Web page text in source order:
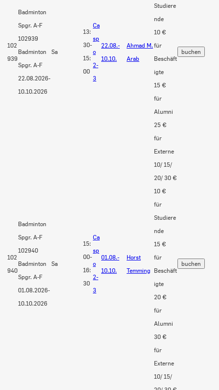
102
939
Badminton
Spgr. A-F
102939
Badminton
Spgr. A-F
22.08.2026-
10.10.2026
Sa
13:
30-
15:
00
Ca
sp
o
2-
3
22.08.-
10.10.
Ahmad M.
Arab
Studiere
nde
10 €
für
Beschäft
igte
15 €
für
Alumni
25 €
für
Externe
102
940
Badminton
Spgr. A-F
102940
Badminton
Spgr. A-F
01.08.2026-
10.10.2026
Sa
15:
00-
16:
30
Ca
sp
o
2-
3
01.08.-
10.10.
Horst
Temming
10/ 15/
20/ 30 €
10 €
für
Studiere
nde
15 €
für
Beschäft
igte
20 €
für
Alumni
30 €
für
Externe
10/ 15/